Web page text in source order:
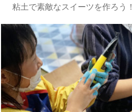
粘土で素敵なスイーツを作ろう！